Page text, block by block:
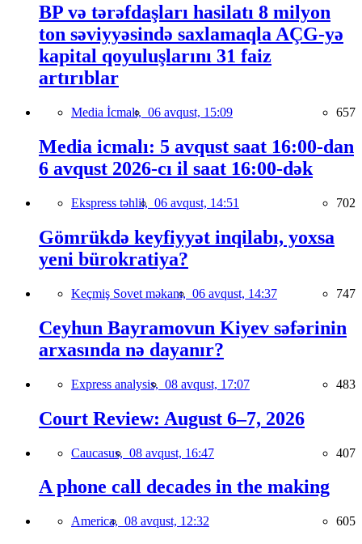
BP və tərəfdaşları hasilatı 8 milyon
ton səviyyəsində saxlamaqla AÇG-yə
kapital qoyuluşlarını 31 faiz
artırıblar
Media İcmalı, 06 avqust, 15:09 657
Media icmalı: 5 avqust saat 16:00-dan
6 avqust 2026-cı il saat 16:00-dək
Ekspress təhlil, 06 avqust, 14:51 702
Gömrükdə keyfiyyət inqilabı, yoxsa
yeni bürokratiya?
Keçmiş Sovet məkanı, 06 avqust, 14:37 747
Ceyhun Bayramovun Kiyev səfərinin
arxasında nə dayanır?
Express analysis, 08 avqust, 17:07 483
Court Review: August 6–7, 2026
Caucasus, 08 avqust, 16:47 407
A phone call decades in the making
America, 08 avqust, 12:32 605